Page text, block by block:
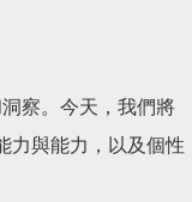
察。今天，我們將
力與能力，以及個性